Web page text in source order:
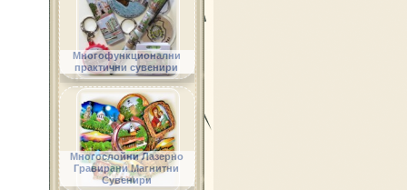
Многофункционални
практични сувенири
Многослойни Лазерно
Гравирани Магнитни
Сувенири